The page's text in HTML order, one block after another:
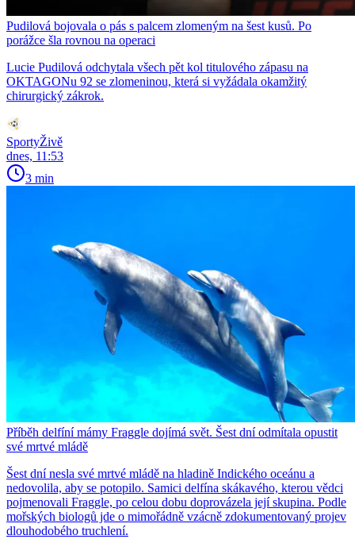
Pudilová bojovala o pás s palcem zlomeným na šest kusů. Po
porážce šla rovnou na operaci
Lucie Pudilová odchytala všech pět kol titulového zápasu na
OKTAGONu 92 se zlomeninou, která si vyžádala okamžitý
chirurgický zákrok.
SportyŽivě
dnes, 11:53
3 min
Příběh delfíní mámy Fraggle dojímá svět. Šest dní odmítala opustit
své mrtvé mládě
Šest dní nesla své mrtvé mládě na hladině Indického oceánu a
nedovolila, aby se potopilo. Samici delfína skákavého, kterou vědci
pojmenovali Fraggle, po celou dobu doprovázela její skupina. Podle
mořských biologů jde o mimořádně vzácně zdokumentovaný projev
dlouhodobého truchlení.